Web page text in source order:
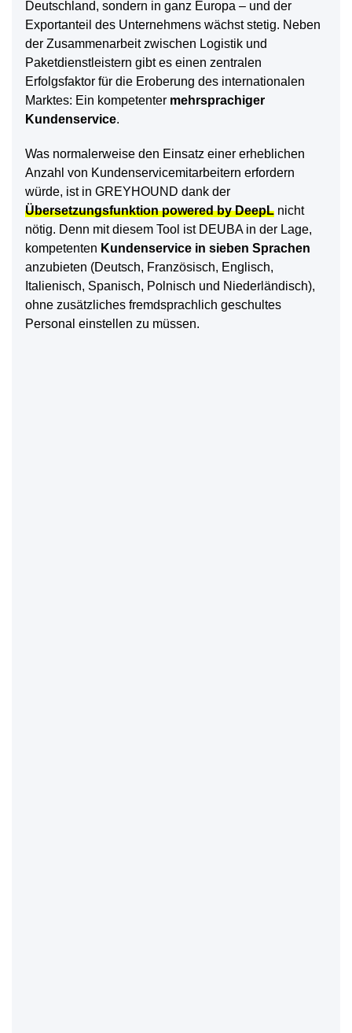
Deutschland, sondern in ganz Europa – und der
Exportanteil des Unternehmens wächst stetig. Neben
der Zusammenarbeit zwischen Logistik und
Paketdienstleistern gibt es einen zentralen
Erfolgsfaktor für die Eroberung des internationalen
Marktes: Ein kompetenter mehrsprachiger
Kundenservice.
Was normalerweise den Einsatz einer erheblichen
Anzahl von Kundenservicemitarbeitern erfordern
würde, ist in GREYHOUND dank der
Übersetzungsfunktion powered by DeepLnicht
nötig. Denn mit diesem Tool ist DEUBA in der Lage,
kompetenten Kundenservice in sieben Sprachen
anzubieten (Deutsch, Französisch, Englisch,
Italienisch, Spanisch, Polnisch und Niederländisch),
ohne zusätzliches fremdsprachlich geschultes
Personal einstellen zu müssen.